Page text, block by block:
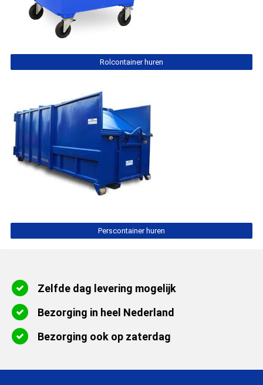
Rolcontainer huren
Perscontainer huren
Zelfde dag levering mogelijk
Bezorging in heel Nederland
Bezorging ook op zaterdag